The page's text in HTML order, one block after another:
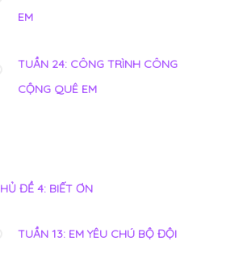
EM
TUẦN 24: CÔNG TRÌNH CÔNG
CỘNG QUÊ EM
ĐỀ 4: BIẾT ƠN
TUẦN 13: EM YÊU CHÚ BỘ ĐỘI